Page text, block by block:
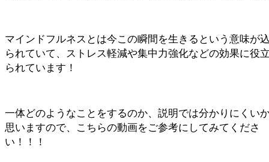
マインドフルネスとは今この瞬間を生きるという意味が
られていて、ストレス軽減や集中力強化などの効果に役
られています！
一体どのようなことをするのか、説明では分かりにくい
思いますので、こちらの動画をご参考にしてみてくださ
い！！！